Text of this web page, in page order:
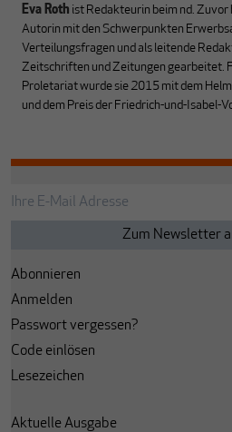
Eva Roth ist Redakteurin beim nd. Zuvor
Autorin mit den Schwerpunkten
Verteilungsfragen und als leitende
Zeitschriften und Zeitungen gearbeitet.
Proletariat wurde sie 2015 mit dem
und dem Preis der Friedrich-und-Isabel-
Abonnieren
Anmelden
Passwort vergessen?
Code einlösen
Lesezeichen
Aktuelle Ausgabe